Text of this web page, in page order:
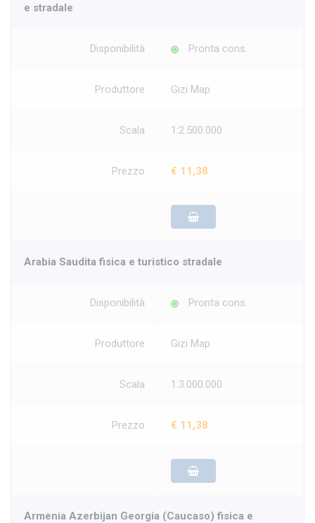
e stradale
Disponibilità Pronta cons.
Produttore Gizi Map
Scala 1:2.500.000
Prezzo € 11,38
Arabia Saudita fisica e turistico stradale
Disponibilità Pronta cons.
Produttore Gizi Map
Scala 1:3.000.000
Prezzo € 11,38
Armenia Azerbijan Georgia (Caucaso) fisica e